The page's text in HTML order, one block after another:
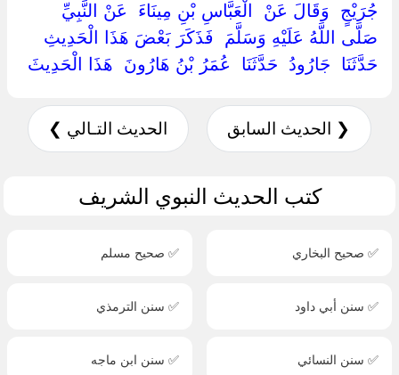
جُرَيْجٍ ‏ ‏وَقَالَ عَنْ ‏ ‏الْعَبَّاسِ بْنِ مِينَاءَ ‏ ‏عَنْ النَّبِيِّ ‏
‏صَلَّى اللَّهُ عَلَيْهِ وَسَلَّمَ ‏ ‏فَذَكَرَ بَعْضَ هَذَا الْحَدِيثِ ‏
‏حَدَّثَنَا ‏ ‏جَارُودُ ‏ ‏حَدَّثَنَا ‏ ‏عُمَرُ بْنُ هَارُونَ ‏ ‏هَذَا الْحَدِيثَ ‏
❮ الحديث السابق الحديث التـالي ❯
كتب الحديث النبوي الشريف
✅ صحيح البخاري ✅ صحيح مسلم
✅ سنن أبي داود ✅ سنن الترمذي
✅ سنن النسائي ✅ سنن ابن ماجه